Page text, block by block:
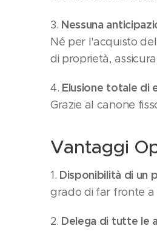
3. Nessuna
Né per l'acquisto
di proprietà,
4. Elusione totale di
Grazie al canone
Vantaggi
1. Disponibilità di un
grado di far fronte
2. Delega di tutte le